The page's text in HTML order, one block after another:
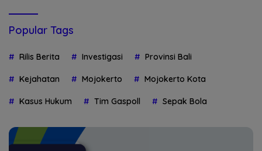
Popular Tags
Rilis Berita Investigasi Provinsi Bali
Kejahatan Mojokerto Mojokerto Kota
Kasus Hukum Tim Gaspoll Sepak Bola